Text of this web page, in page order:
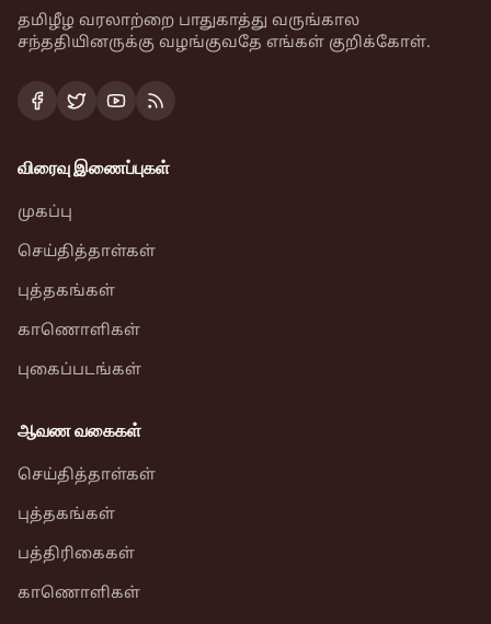
தமிழீழ வரலாற்றை பாதுகாத்து வருங்கால
சந்ததியினருக்கு வழங்குவதே எங்கள் குறிக்கோள்.
விரைவு இணைப்புகள்
முகப்பு
செய்தித்தாள்கள்
புத்தகங்கள்
காணொளிகள்
புகைப்படங்கள்
ஆவண வகைகள்
செய்தித்தாள்கள்
புத்தகங்கள்
பத்திரிகைகள்
காணொளிகள்